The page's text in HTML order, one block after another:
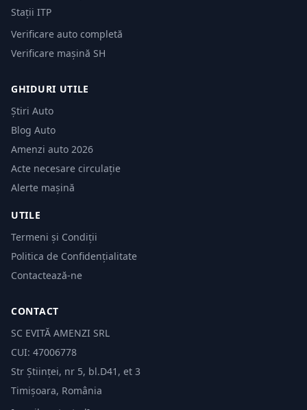
Stații ITP
Verificare auto completă
Verificare mașină SH
GHIDURI UTILE
Știri Auto
Blog Auto
Amenzi auto 2026
Acte necesare circulație
Alerte mașină
UTILE
Termeni și Condiții
Politica de Confidențialitate
Contactează-ne
CONTACT
SC EVITĂ AMENZI SRL
CUI: 47006778
Str Științei, nr 5, bl.D41, et 3
Timișoara, România